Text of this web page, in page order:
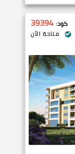
كود: 39394
متاحة الآن